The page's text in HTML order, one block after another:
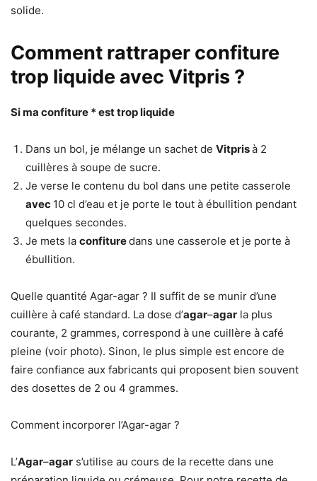
solide.
Comment rattraper confiture
trop liquide avec Vitpris ?
Si ma confiture * esttrop liquide
Dans un bol, je mélange un sachet de Vitprisà 2
cuillères à soupe de sucre.
Je verse le contenu du bol dans une petite casserole
avec 10 cl d’eau et je porte le tout à ébullition pendant
quelques secondes.
Je mets la confituredans une casserole et je porte à
ébullition.
Quelle quantité Agar-agar ? Il suffit de se munir d’une
cuillère à café standard. La dose d’agar–agar la plus
courante, 2 grammes, correspond à une cuillère à café
pleine (voir photo). Sinon, le plus simple est encore de
faire confiance aux fabricants qui proposent bien souvent
des dosettes de 2 ou 4 grammes.
Comment incorporer l’Agar-agar ?
L’Agar–agar s’utilise au cours de la recette dans une